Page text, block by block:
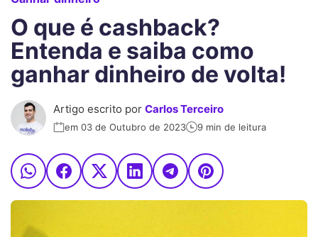
O que é cashback?
Entenda e saiba como
ganhar dinheiro de volta!
Artigo escrito por Carlos Terceiro
em 03 de Outubro de 2023 9 min de leitura